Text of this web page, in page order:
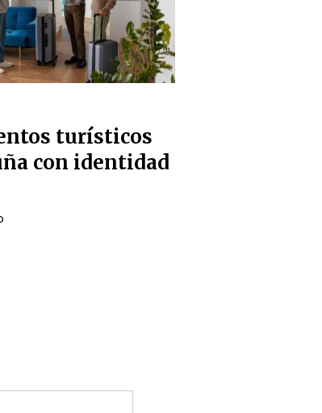
turísticos
con identidad